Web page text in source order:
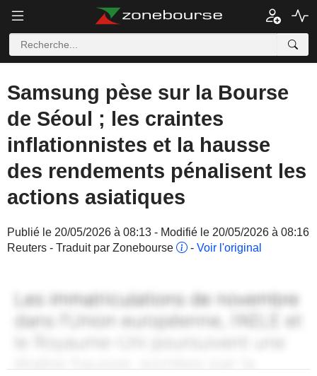
Samsung pèse sur la Bourse
de Séoul ; les craintes
inflationnistes et la hausse
des rendements pénalisent les
actions asiatiques
Publié le 20/05/2026 à 08:13 - Modifié le 20/05/2026 à 08:16
Reuters - Traduit par Zonebourse
- Voir l'original